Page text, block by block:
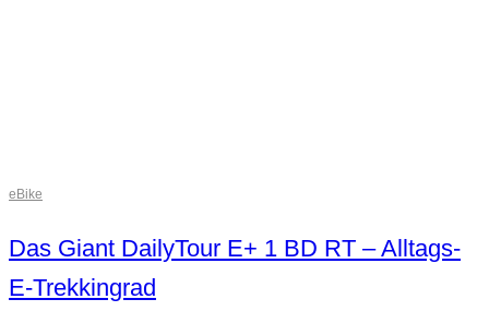
eBike
Das Giant DailyTour E+ 1 BD RT – Alltags-
E-Trekkingrad